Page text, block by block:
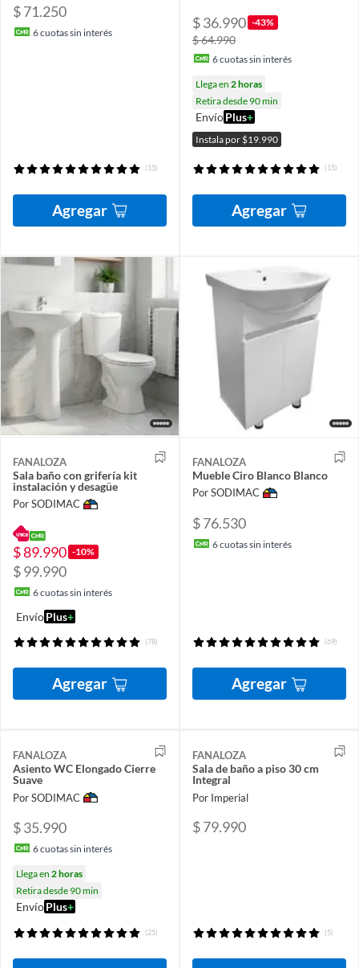
$ 71.250
6cuotas sin interés
(15)
Agregar
$ 36.990 -43%
$ 64.990
6cuotas sin interés
Llega en 2 horas
Retira desde 90 min
EnvíoPlus+
Instala por $19.990
(15)
Agregar
FANALOZA
Sala baño con grifería kit
instalación y desagüe
Por SODIMAC
$ 89.990 -10%
$ 99.990
6cuotas sin interés
EnvíoPlus+
(78)
Agregar
FANALOZA
Mueble Ciro Blanco Blanco
Por SODIMAC
$ 76.530
6cuotas sin interés
(69)
Agregar
FANALOZA
Asiento WC Elongado Cierre
Suave
Por SODIMAC
$ 35.990
6cuotas sin interés
Llega en 2 horas
Retira desde 90 min
EnvíoPlus+
(25)
FANALOZA
Sala de baño a piso 30 cm
Integral
Por Imperial
$ 79.990
(5)